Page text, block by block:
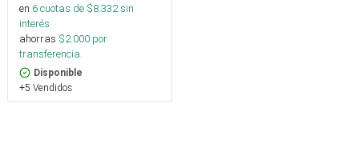
en 6cuotas de $8.332sin
interés
ahorras $2.000 por
transferencia.
Disponible
+5 Vendidos